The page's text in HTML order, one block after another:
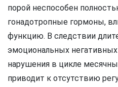
порой неспособен
гонадотропные гормоны,
функцию. В следствии
эмоциональных
нарушения в цикле
приводит к отсутствию